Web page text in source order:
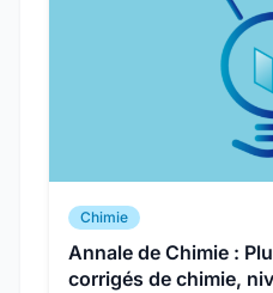
Chimie
Annale de Chimie :
corrigés de chimie,